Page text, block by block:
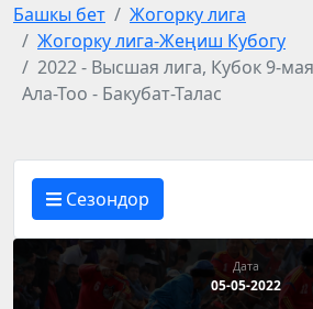
Башкы бет
Жогорку лига
Жогорку лига-Жеңиш Кубогу
2022 - Высшая лига, Кубок 9-
Ала-Тоо - Бакубат-Талас
Сезондор
Дата
05-05-2022